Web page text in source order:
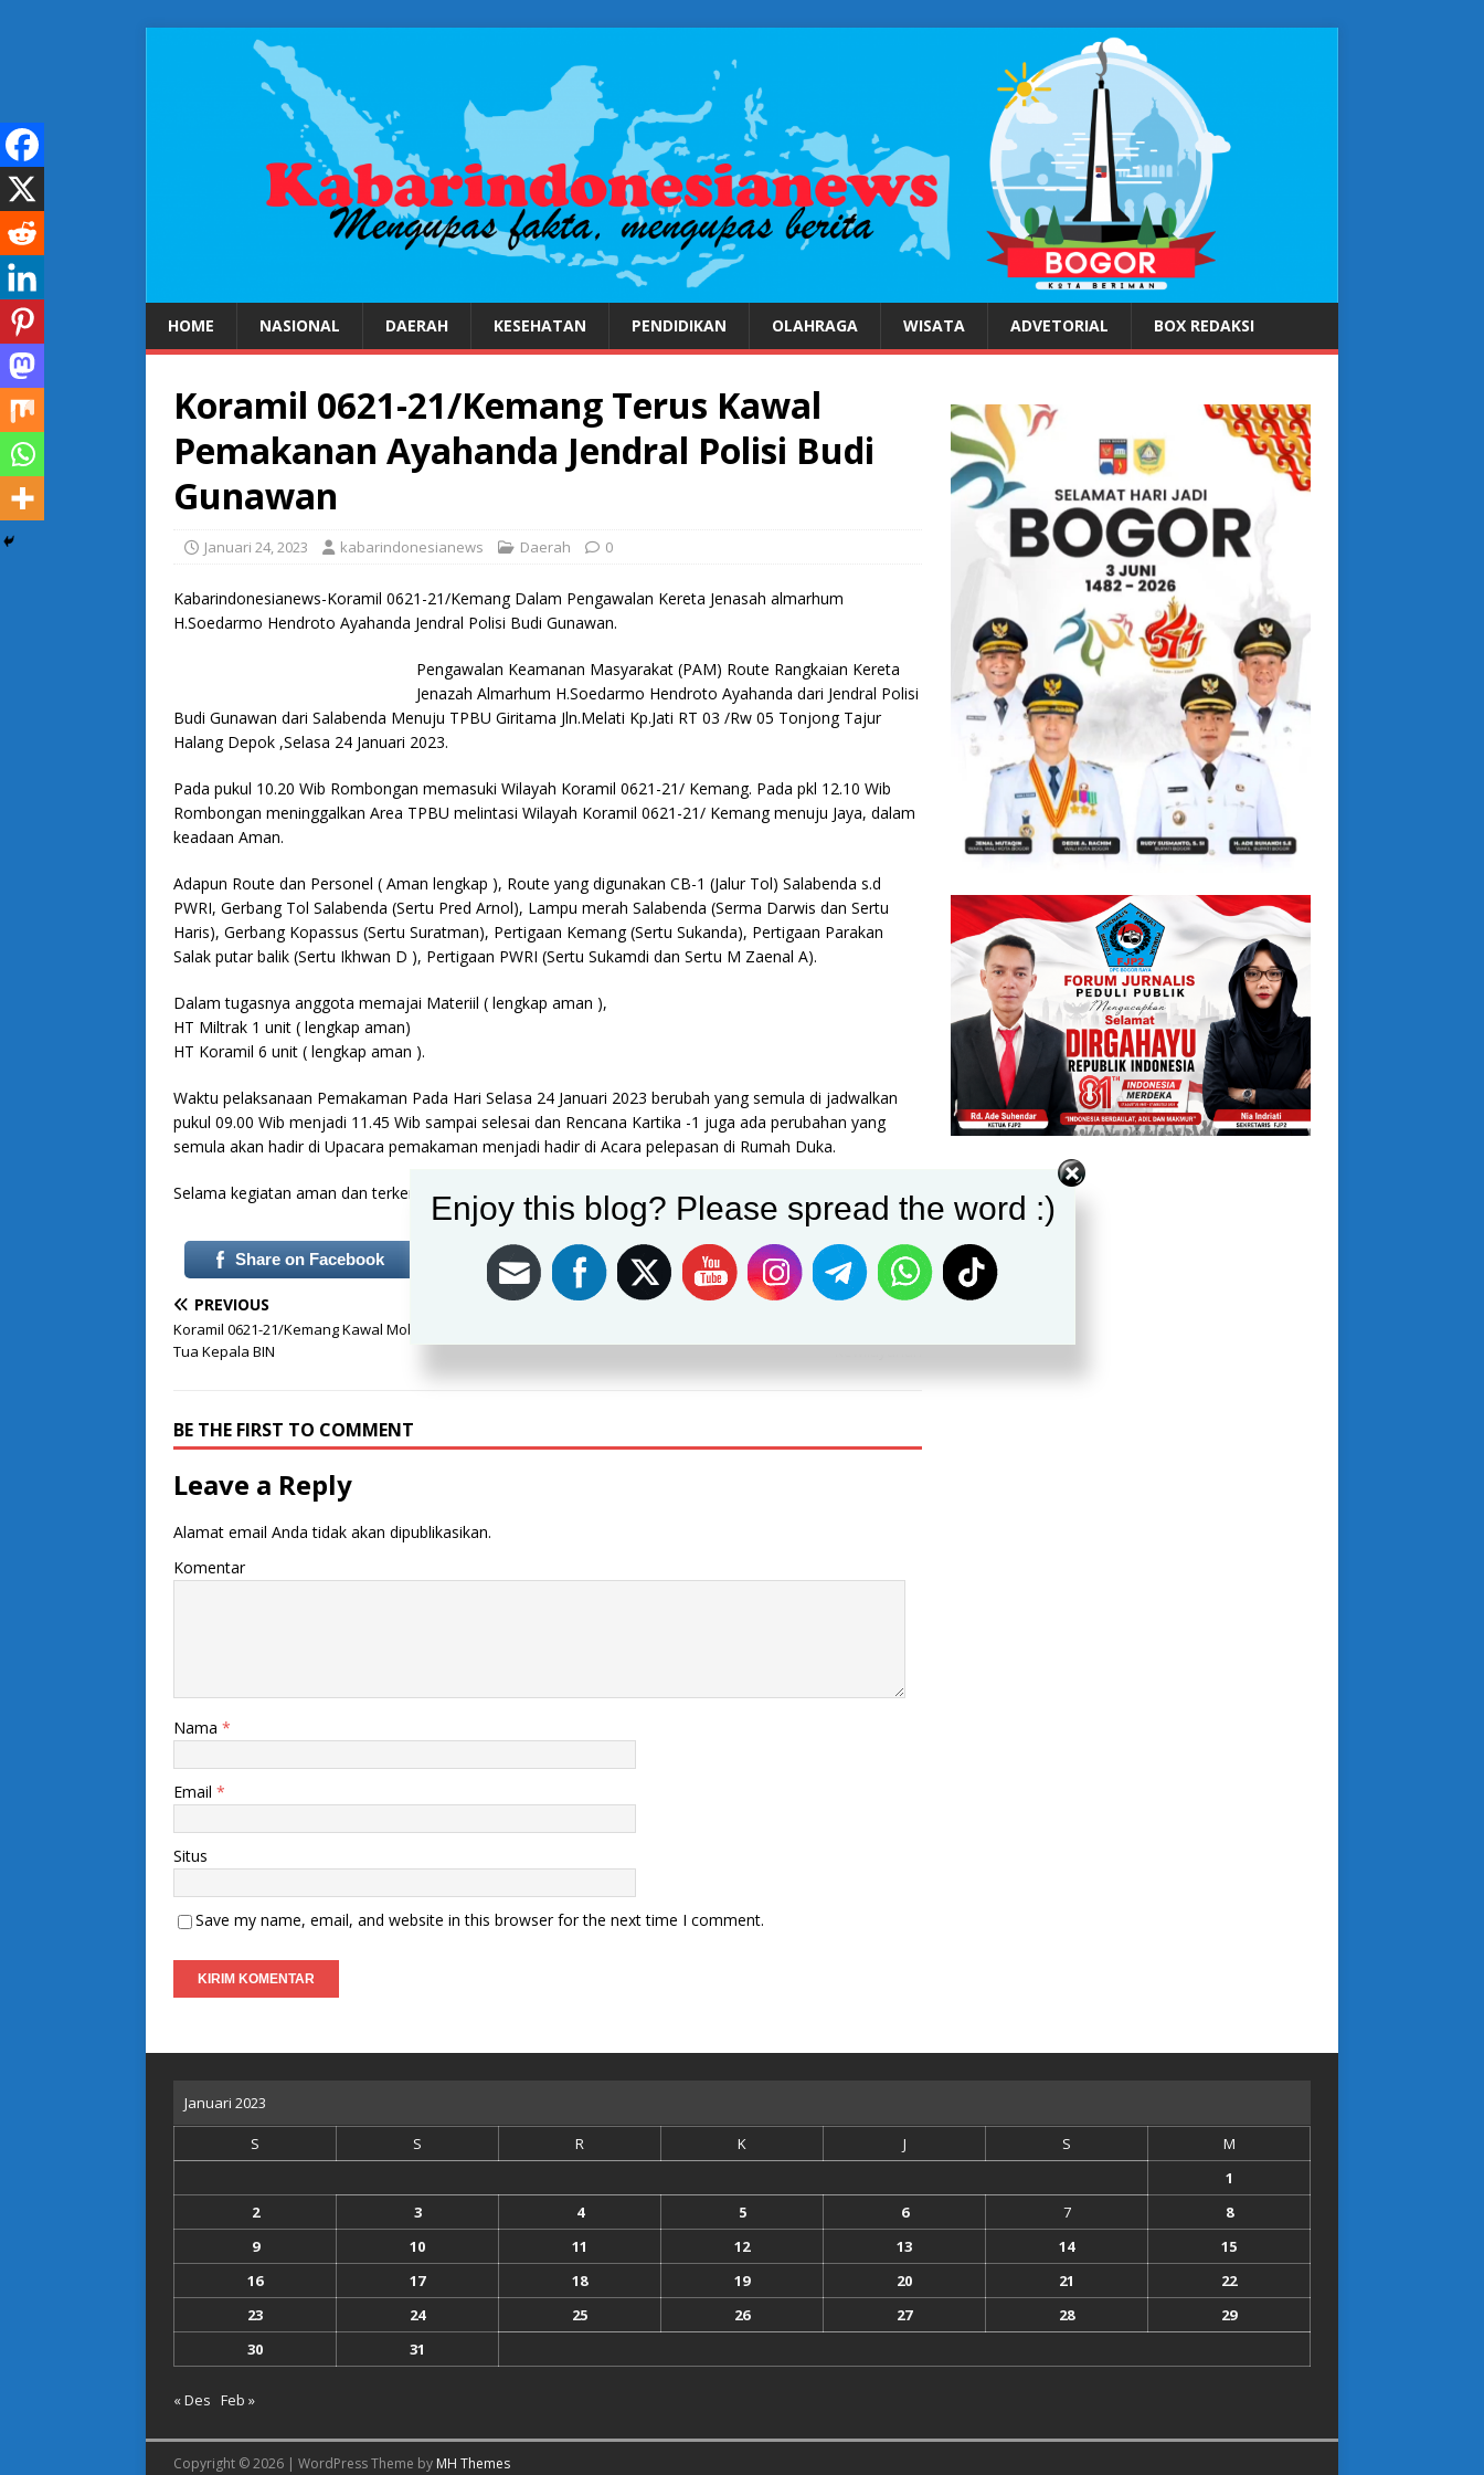
HOME NASIONAL DAERAH KESEHATAN PENDIDIKAN OLAHRAGA WISATA ADVETORIAL BOX REDAKSI
Koramil 0621-21/Kemang Terus Kawal
Pemakanan Ayahanda Jendral Polisi Budi
Gunawan
Januari 24, 2023 kabarindonesianews Daerah 0
Kabarindonesianews-Koramil 0621-21/Kemang Dalam Pengawalan Kereta Jenasah almarhum
H.Soedarmo Hendroto Ayahanda Jendral Polisi Budi Gunawan.
Pengawalan Keamanan Masyarakat (PAM) Route Rangkaian Kereta
Jenazah Almarhum H.Soedarmo Hendroto Ayahanda dari Jendral Polisi
Budi Gunawan dari Salabenda Menuju TPBU Giritama Jln.Melati Kp.Jati RT 03 /Rw 05 Tonjong Tajur
Halang Depok ,Selasa 24 Januari 2023.
Pada pukul 10.20 Wib Rombongan memasuki Wilayah Koramil 0621-21/ Kemang. Pada pkl 12.10 Wib
Rombongan meninggalkan Area TPBU melintasi Wilayah Koramil 0621-21/ Kemang menuju Jaya, dalam
keadaan Aman.
Adapun Route dan Personel ( Aman lengkap ), Route yang digunakan CB-1 (Jalur Tol) Salabenda s.d
PWRI, Gerbang Tol Salabenda (Sertu Pred Arnol), Lampu merah Salabenda (Serma Darwis dan Sertu
Haris), Gerbang Kopassus (Sertu Suratman), Pertigaan Kemang (Sertu Sukanda), Pertigaan Parakan
Salak putar balik (Sertu Ikhwan D ), Pertigaan PWRI (Sertu Sukamdi dan Sertu M Zaenal A).
Dalam tugasnya anggota memajai Materiil ( lengkap aman ),
HT Miltrak 1 unit ( lengkap aman)
HT Koramil 6 unit ( lengkap aman ).
Waktu pelaksanaan Pemakaman Pada Hari Selasa 24 Januari 2023 berubah yang semula di jadwalkan
pukul 09.00 Wib menjadi 11.45 Wib sampai selesai dan Rencana Kartika -1 juga ada perubahan yang
semula akan hadir di Upacara pemakaman menjadi hadir di Acara pelepasan di Rumah Duka.
Selama kegiatan aman dan terkendali. Narsum/Jhon
Share on Facebook Post on X Follow us Save
PREVIOUS
Koramil 0621-21/Kemang Kawal Mobil Jenasah Orang
Tua Kepala BIN
NEXT
Kewilayahan
BE THE FIRST TO COMMENT
Leave a Reply
Alamat email Anda tidak akan dipublikasikan.
Komentar
Nama *
Email *
Situs
Save my name, email, and website in this browser for the next time I comment.
Januari 2023
S S R K J S
M
1
2
3 4 5 6 7
8
9
10 11 12 13 14
15
16
17 18 19 20 21
22
23
24 25 26 27 28
29
30
31
« Des Feb »
Copyright © 2026 | WordPress Theme by MH Themes
Enjoy this blog? Please spread the word :)